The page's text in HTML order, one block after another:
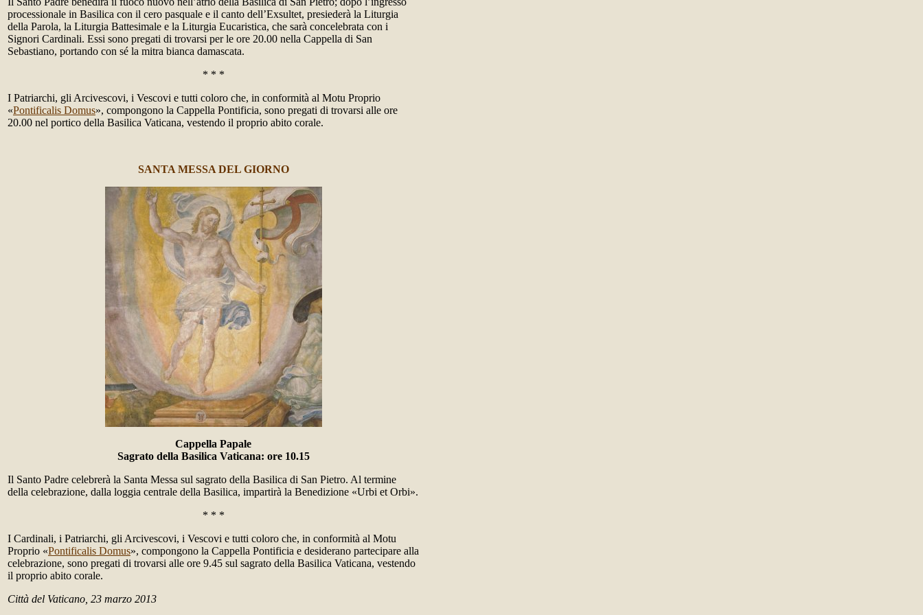
processionale in Basilica con il cero pasquale e il canto dell’Exsultet, presiederà la Liturgia
della Parola, la Liturgia Battesimale e la Liturgia Eucaristica, che sarà concelebrata con i
Signori Cardinali. Essi sono pregati di trovarsi per le ore 20.00 nella Cappella di San
Sebastiano, portando con sé la mitra bianca damascata.
* * *
I Patriarchi, gli Arcivescovi, i Vescovi e tutti coloro che, in conformità al Motu Proprio
«Pontificalis Domus», compongono la Cappella Pontificia, sono pregati di trovarsi alle ore
20.00 nel portico della Basilica Vaticana, vestendo il proprio abito corale.
SANTA MESSA DEL GIORNO
Cappella Papale
Sagrato della Basilica Vaticana: ore 10.15
Il Santo Padre celebrerà la Santa Messa sul sagrato della Basilica di San Pietro. Al termine
della celebrazione, dalla loggia centrale della Basilica, impartirà la Benedizione «Urbi et Orbi».
* * *
I Cardinali, i Patriarchi, gli Arcivescovi, i Vescovi e tutti coloro che, in conformità al Motu
Proprio «Pontificalis Domus», compongono la Cappella Pontificia e desiderano partecipare alla
celebrazione, sono pregati di trovarsi alle ore 9.45 sul sagrato della Basilica Vaticana, vestendo
il proprio abito corale.
Città del Vaticano, 23 marzo 2013